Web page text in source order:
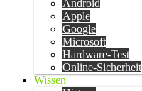
Android
Apple
Google
Microsoft
Hardware-Test
Online-Sicherheit
Wissen